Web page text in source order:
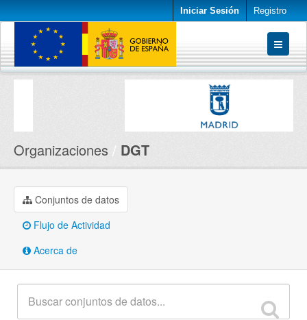
Iniciar Sesión Registro
Conjuntos de datos
Organizaciones DGT
Conjuntos de datos
Flujo de Actividad
Acerca de